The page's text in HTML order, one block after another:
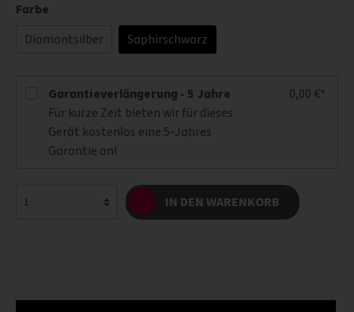
Farbe
Diamantsilber
Saphirschwarz
Garantieverlängerung - 5 Jahre
Für kurze Zeit bieten wir für dieses
Gerät kostenlos eine 5-Jahres
Garantie an!
0,00 €*
IN DEN WARENKORB